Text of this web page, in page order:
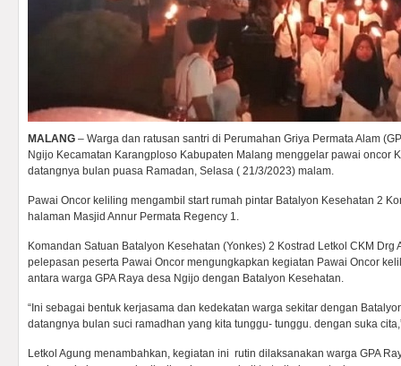
MALANG – Warga dan ratusan santri di Perumahan Griya Permata Alam
Ngijo Kecamatan Karangploso Kabupaten Malang menggelar pawai oncor
datangnya bulan puasa Ramadan, Selasa ( 21/3/2023) malam.
Pawai Oncor keliling mengambil start rumah pintar Batalyon Kesehatan 2
halaman Masjid Annur Permata Regency 1.
Komandan Satuan Batalyon Kesehatan (Yonkes) 2 Kostrad Letkol CKM Drg
pelepasan peserta Pawai Oncor mengungkapkan kegiatan Pawai Oncor
antara warga GPA Raya desa Ngijo dengan Batalyon Kesehatan.
“Ini sebagai bentuk kerjasama dan kedekatan warga sekitar dengan
datangnya bulan suci ramadhan yang kita tunggu- tunggu. dengan suka
Letkol Agung menambahkan, kegiatan ini rutin dilaksanakan warga GPA